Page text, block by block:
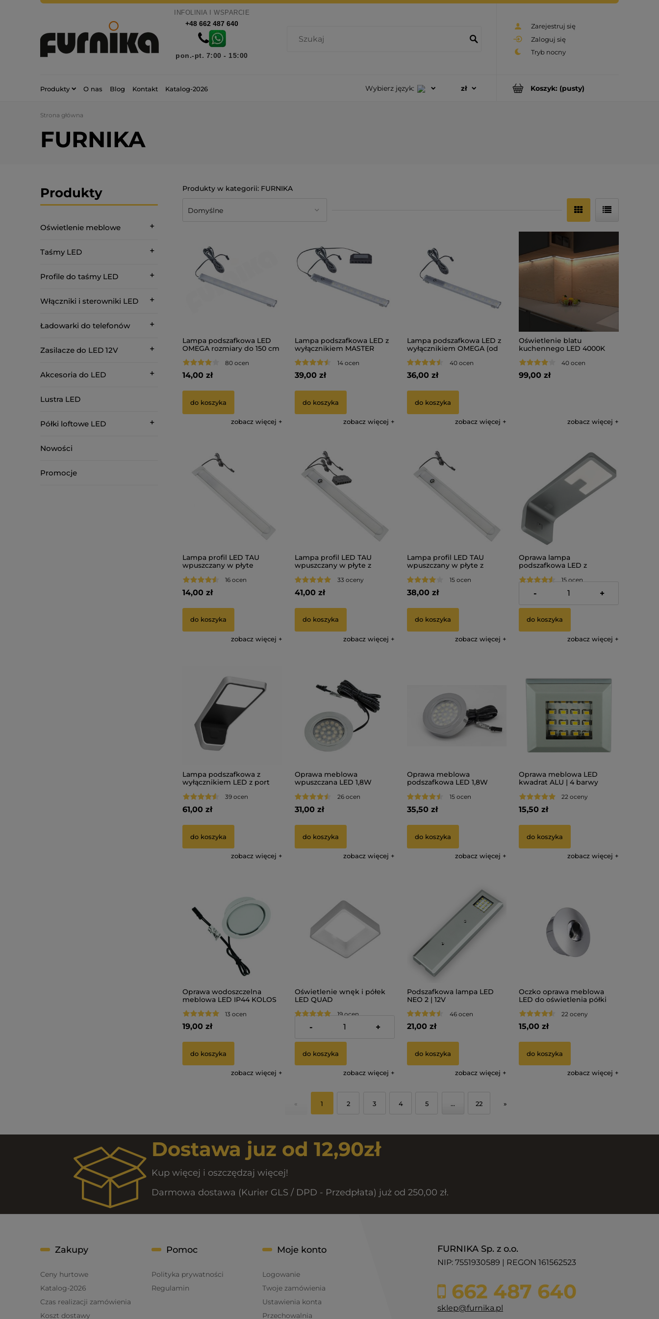
Zarejestruj się
Zaloguj się
INFOLINIA I WSPARCIE
+48 662 487 640
pon.-pt. 7:00 - 15:00
Koszyk: (pusty)
Wybierz język:
Produkty O nas Blog Kontakt Katalog-2026
Strona główna
FURNIKA
Produkty
Oświetlenie meblowe
Taśmy LED
Profile do taśmy LED
Włączniki i sterowniki LED
Ładowarki do telefonów
Zasilacze do LED 12V
Akcesoria do LED
Lustra LED
Półki loftowe LED
Nowości
Promocje
FURNIKA
Lampa podszafkowa LED
OMEGA rozmiary do 150 cm
80 ocen
14,00 zł
do koszyka
zobacz więcej
Lampa podszafkowa LED z
wyłącznikiem MASTER
14 ocen
39,00 zł
do koszyka
zobacz więcej
Lampa podszafkowa LED z
wyłącznikiem OMEGA (od
40 ocen
36,00 zł
do koszyka
zobacz więcej
Oświetlenie blatu
kuchennego LED 4000K
40 ocen
99,00 zł
zobacz więcej
Lampa profil LED TAU
wpuszczany w płyte
16 ocen
14,00 zł
do koszyka
zobacz więcej
Lampa profil LED TAU
wpuszczany w płyte z
150 cm)
33 oceny
41,00 zł
do koszyka
zobacz więcej
Lampa profil LED TAU
wpuszczany w płyte z
150 cm)
15 ocen
38,00 zł
do koszyka
zobacz więcej
Oprawa lampa
podszafkowa LED z
aluminium 4W 12V
15 ocen
39,50 zł
- +
do koszyka
zobacz więcej
Lampa podszafkowa z
wyłącznikiem LED z port
39 ocen
61,00 zł
do koszyka
zobacz więcej
Oprawa meblowa
wpuszczana LED 1,8W
26 ocen
31,00 zł
do koszyka
zobacz więcej
Oprawa meblowa
podszafkowa LED 1,8W
kolory | 12V
15 ocen
35,50 zł
do koszyka
zobacz więcej
Oprawa meblowa LED
kwadrat ALU | 4 barwy
22 oceny
15,50 zł
do koszyka
zobacz więcej
Oprawa wodoszczelna
meblowa LED IP44 KOLOS
13 ocen
19,00 zł
do koszyka
zobacz więcej
Oświetlenie wnęk i półek
LED QUAD
19 ocen
13,00 zł
- +
do koszyka
zobacz więcej
Podszafkowa lampa LED
NEO 2 | 12V
46 ocen
21,00 zł
do koszyka
zobacz więcej
Oczko oprawa meblowa
LED do oświetlenia półki
22 oceny
15,00 zł
do koszyka
zobacz więcej
« 1 2 3 4 5 ... 22 »
Dostawa juz od 12,90zł
Kup więcej i oszczędzaj więcej!
Darmowa dostawa (Kurier GLS / DPD - Przedpłata) już od 250,00 zł.
FURNIKA Sp. z o.o.
NIP: 7551930589 | REGON 161562523
662 487 640
sklep@furnika.pl
Zakupy
Ceny hurtowe
Katalog-2026
Czas realizacji zamówienia
Koszt dostawy
Pomoc
Polityka prywatności
Regulamin
Moje konto
Logowanie
Twoje zamówienia
Ustawienia konta
Przechowalnia